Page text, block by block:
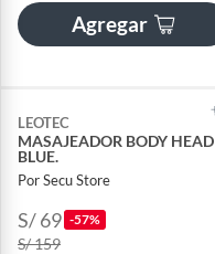
Agregar
LEOTEC
MASAJEADOR BODY HEAD
BLUE.
Por Secu Store
S/ 69 -57%
S/ 159